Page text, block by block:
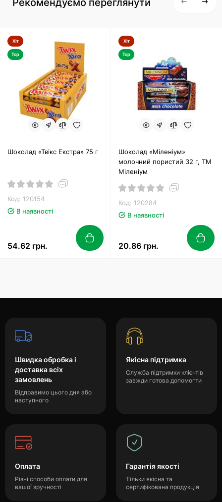
Рекомендуємо переглянути
Хіт
Top
Шоколад «Твікс Екстра» 75 г
Код: 120154
В наявності
54.62 грн.
Хіт
Top
Шоколад «Міленіум»
молочний пористий 32 г, ТМ
Міленіум
Код: 120284
В наявності
20.86 грн.
Швидка обробка і
доставка всіх
замовлень
Відправимо цього дня або
наступного
Якісна підтримка
Служба підтримки клієнтів
завжди готова допомогти
Оплата
Різні способи оплати для
вашої зручності
Гарантія якості
Тільки якісна та
сертифікована продукція